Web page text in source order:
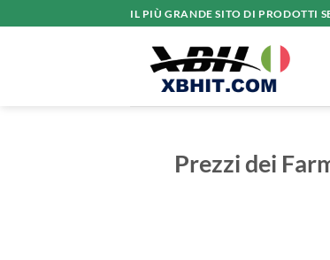
ai
IL PIÙ GRANDE SITO DI PRODOTTI
Prezzi dei